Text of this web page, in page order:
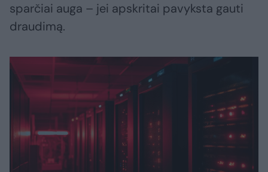
sparčiai auga – jei apskritai pavyksta gauti
draudimą.